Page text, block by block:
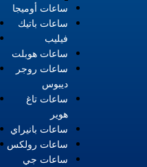
ساعات أوميجا
ساعات باتيك
فيليب
ساعات هوبلت
ساعات روجر
ديبوس
ساعات تاغ
هوير
ساعات بانيراي
ساعات رولكس
ساعات جي